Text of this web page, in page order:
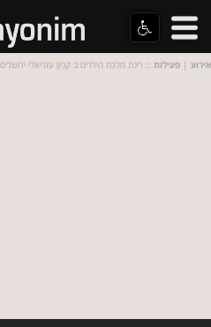
אירוע | פעילות :: רינת מלכת הילדים ב קניון עזריאלי ירושלים